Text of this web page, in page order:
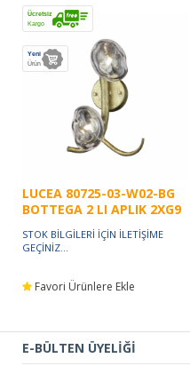
Ücretsiz
Kargo
Yeni
Ürün
LUCEA 80725-03-W02-BG
BOTTEGA 2 LI APLIK 2XG9
STOK BİLGİLERİ İÇİN İLETİŞİME
GEÇİNİZ...
Favori Ürünlere Ekle
E-BÜLTEN ÜYELİĞİ